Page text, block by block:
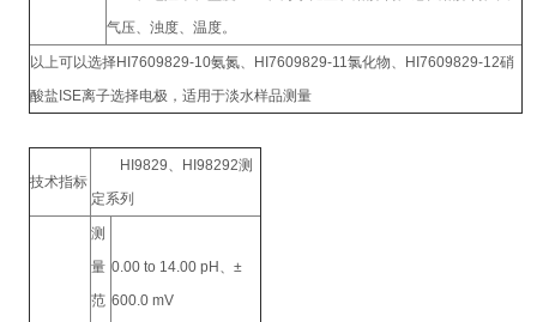
气压、浊度、温度。
以上可以选择HI7609829-10氨氮、HI7609829-11氯化物、HI7609829-12硝
酸盐ISE离子选择电极，适用于淡水样品测量
技术指标
HI9829、HI98292测
定系列
测
量
范
0.00 to 14.00 pH、±
600.0 mV